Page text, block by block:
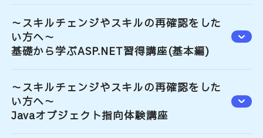
～スキルチェンジやスキルの再確認をした
い方へ～
基礎から学ぶASP.NET習得講座(基本編)
～スキルチェンジやスキルの再確認をした
い方へ～
Javaオブジェクト指向体験講座